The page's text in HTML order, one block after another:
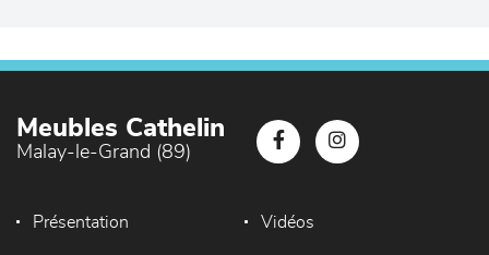
Meubles Cathelin
Malay-le-Grand (89)
Présentation Vidéos